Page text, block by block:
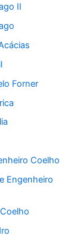
II
Forner
Coelho
Engenheiro